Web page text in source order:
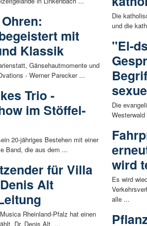
mit
Klassik
Gänsehautmomente und
- Werner Parecker ...
Trio -
im Stöffel-
20-jähriges Bestehen mit einer
Band, die aus dem ...
für Villa
Alt
Rheinland-Pfalz hat einen
Dr. Denis Alt, ...
Die
und die
"El-
Die
wird
Es wird
alle ...